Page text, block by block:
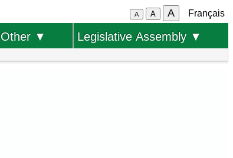
A A A Français
Other ▼ Legislative Assembly ▼